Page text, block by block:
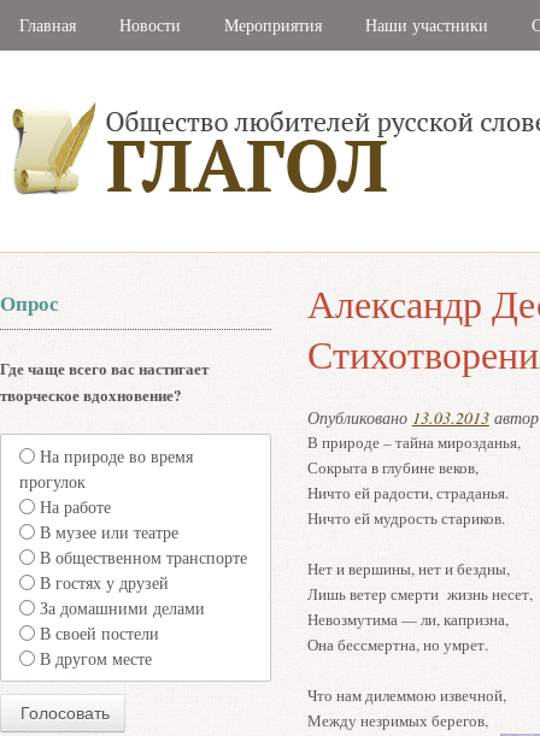
Главная Новости Мероприятия Наши участники
Александр
Опубликовано 13.03.2013
В природе – тайна мирозданья,
Сокрыта в глубине веков,
Ничто ей радости, страданья.
Ничто ей мудрость стариков.
Нет и вершины, нет и бездны,
Лишь ветер смерти жизнь несет,
Невозмутима — ли, капризна,
Она бессмертна, но умрет.
Что нам дилеммою извечной,
Между незримых берегов,
Опрос
Где чаще всего вас настигает
творческое вдохновение?
На природе во время
прогулок
На работе
В музее или театре
В общественном транспорте
В гостях у друзей
За домашними делами
В своей постели
В другом месте